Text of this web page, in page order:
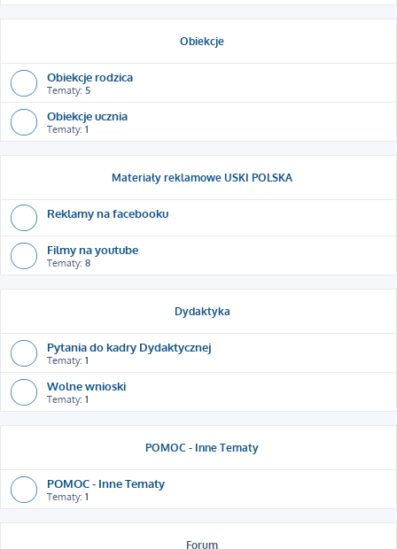
Obiekcje
Obiekcje rodzica
Tematy: 5
Obiekcje ucznia
Tematy: 1
Materiały reklamowe USKI POLSKA
Reklamy na facebooku
Filmy na youtube
Tematy: 8
Dydaktyka
Pytania do kadry Dydaktycznej
Tematy: 1
Wolne wnioski
Tematy: 1
POMOC - Inne Tematy
POMOC - Inne Tematy
Tematy: 1
Forum